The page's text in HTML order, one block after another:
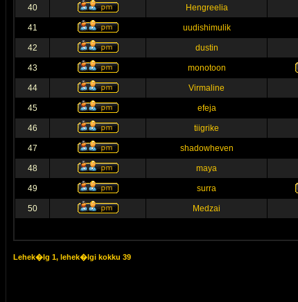
40 Hengreelia
41 uudishimulik
42 dustin
43 monotoon
44 Virmaline
45 efeja
46 tiigrike
47 shadowheven
48 maya
49 surra
50 Medzai
Lehek�lg 1, lehek�lgi kokku 39